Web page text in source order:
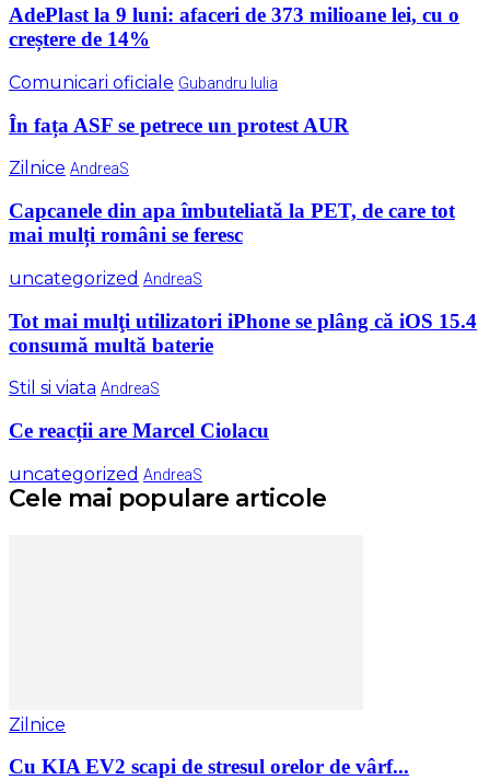
AdePlast la 9 luni: afaceri de 373 milioane lei, cu o
creștere de 14%
Comunicari oficiale Gubandru Iulia
În fața ASF se petrece un protest AUR
Zilnice AndreaS
Capcanele din apa îmbuteliată la PET, de care tot
mai mulți români se feresc
uncategorized AndreaS
Tot mai mulţi utilizatori iPhone se plâng că iOS 15.4
consumă multă baterie
Stil si viata AndreaS
Ce reacții are Marcel Ciolacu
uncategorized AndreaS
Cele mai populare articole
Zilnice
Cu KIA EV2 scapi de stresul orelor de vârf...